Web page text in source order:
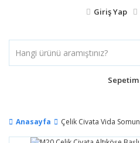
Giriş Yap
Sepetim
Anasayfa Çelik Civata Vida Somun